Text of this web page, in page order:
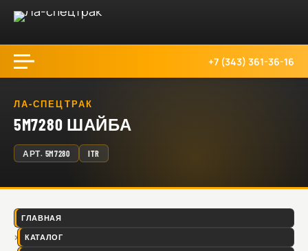
+7 (343) 361-36-16
ЛА-СПЕЦТРАК
5M7280 ШАЙБА
АРТ. 5M7280 ITR
ГЛАВНАЯ
КАТАЛОГ